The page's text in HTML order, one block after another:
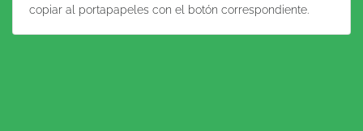
copiar al portapapeles con el botón correspondiente.